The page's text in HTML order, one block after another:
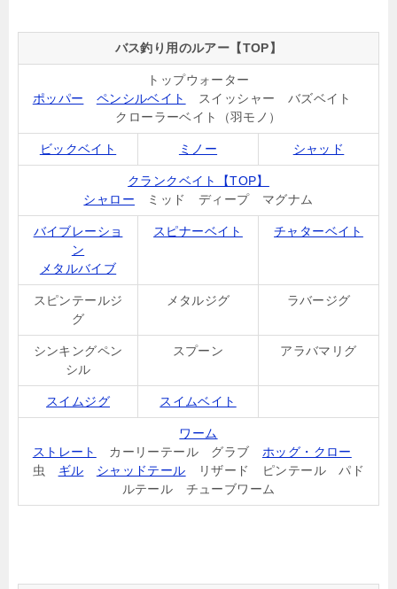
バス釣り用のルアー【TOP】
トップウォーター
ポッパー
ペンシルベイト
スイッシャー バズベイト
クローラーベイト（羽モノ）
ビックベイト ミノー シャッド
クランクベイト【TOP】
シャロー ミッド ディープ マグナム
バイブレーショ
ン
メタルバイブ
スピナーベイト チャターベイト
スピンテールジ
グ
メタルジグ ラバージグ
シンキングペン
シル
スプーン アラバマリグ
スイムジグ スイムベイト
ワーム
ストレート
カーリーテール グラブ ホッグ・クロー
虫 ギル シャッドテール リザード ピンテール パド
ルテール チューブワーム